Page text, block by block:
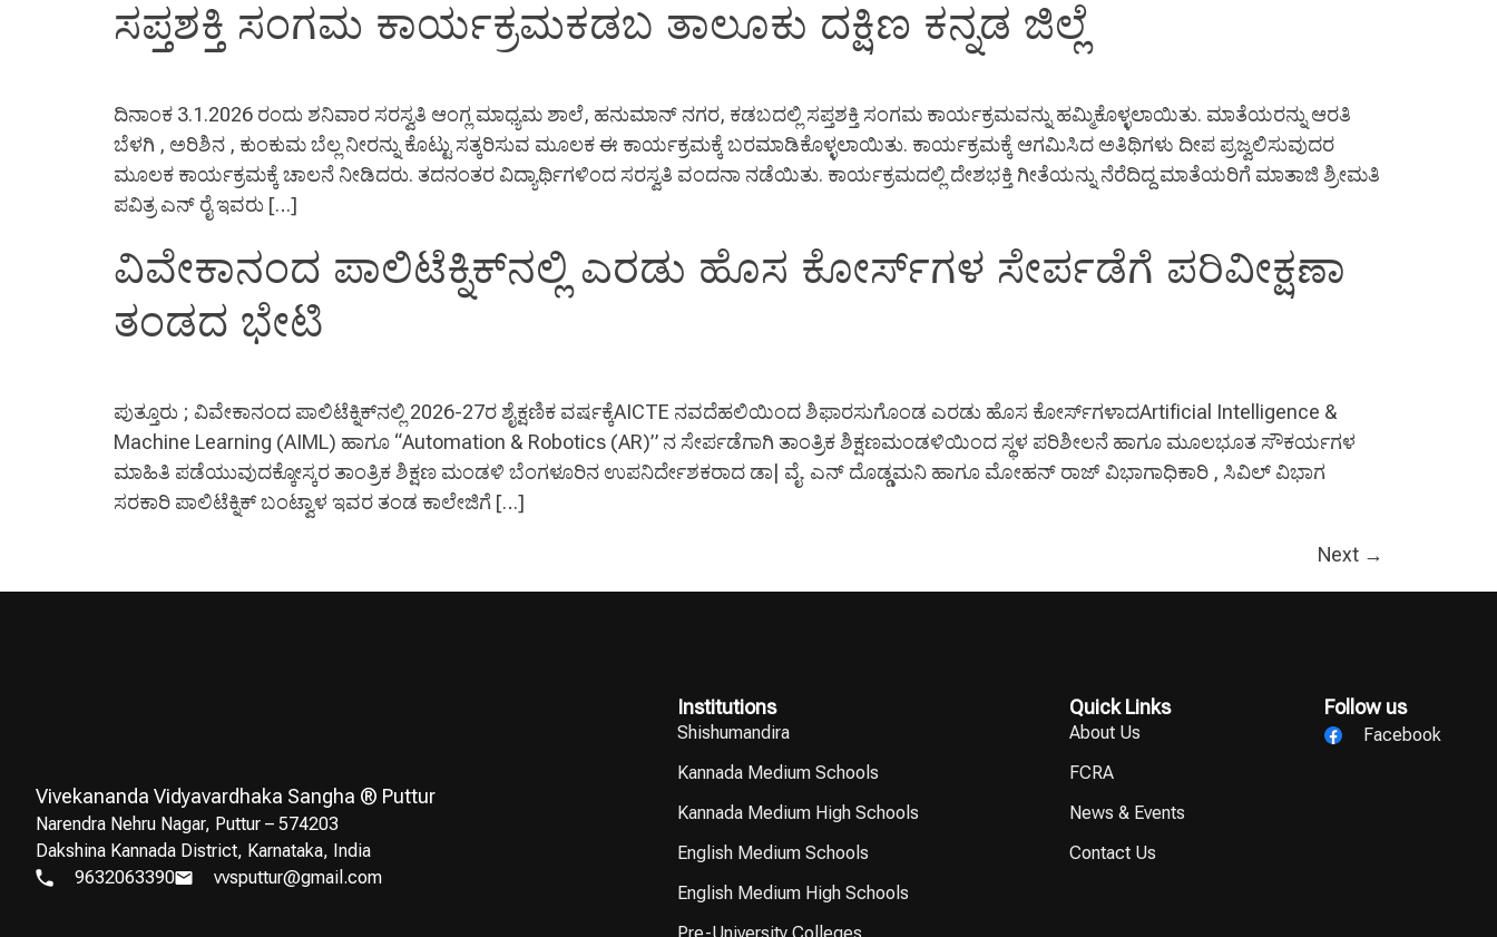
ಸಪ್ತಶಕ್ತಿ ಸಂಗಮ ಕಾರ್ಯಕ್ರಮಕಡಬ ತಾಲೂಕು ದಕ್ಷಿಣ ಕನ್ನಡ ಜಿಲ್ಲೆ
ದಿನಾಂಕ 3.1.2026 ರಂದು ಶನಿವಾರ ಸರಸ್ವತಿ ಆಂಗ್ಲ ಮಾಧ್ಯಮ ಶಾಲೆ, ಹನುಮಾನ್ ನಗರ, ಕಡಬದಲ್ಲಿ ಸಪ್ತಶಕ್ತಿ ಸಂಗಮ ಕಾರ್ಯಕ್ರಮವನ್ನು ಹಮ್ಮಿಕೊಳ್ಳಲಾಯಿತು. ಮಾತೆಯರನ್ನು ಆರತಿ
ಬೆಳಗಿ , ಅರಿಶಿನ , ಕುಂಕುಮ ಬೆಲ್ಲ ನೀರನ್ನು ಕೊಟ್ಟು ಸತ್ಕರಿಸುವ ಮೂಲಕ ಈ ಕಾರ್ಯಕ್ರಮಕ್ಕೆ ಬರಮಾಡಿಕೊಳ್ಳಲಾಯಿತು. ಕಾರ್ಯಕ್ರಮಕ್ಕೆ ಆಗಮಿಸಿದ ಅತಿಥಿಗಳು ದೀಪ ಪ್ರಜ್ವಲಿಸುವುದರ
ಮೂಲಕ ಕಾರ್ಯಕ್ರಮಕ್ಕೆ ಚಾಲನೆ ನೀಡಿದರು. ತದನಂತರ ವಿದ್ಯಾರ್ಥಿಗಳಿಂದ ಸರಸ್ವತಿ ವಂದನಾ ನಡೆಯಿತು. ಕಾರ್ಯಕ್ರಮದಲ್ಲಿ ದೇಶಭಕ್ತಿ ಗೀತೆಯನ್ನು ನೆರೆದಿದ್ದ ಮಾತೆಯರಿಗೆ ಮಾತಾಜಿ ಶ್ರೀಮತಿ
ಪವಿತ್ರ ಎನ್ ರೈ ಇವರು […]
ವಿವೇಕಾನಂದ ಪಾಲಿಟೆಕ್ನಿಕ್‍ನಲ್ಲಿ ಎರಡು ಹೊಸ ಕೋರ್ಸ್‍ಗಳ ಸೇರ್ಪಡೆಗೆ ಪರಿವೀಕ್ಷಣಾ
ತಂಡದ ಭೇಟಿ
ಪುತ್ತೂರು ; ವಿವೇಕಾನಂದ ಪಾಲಿಟೆಕ್ನಿಕ್‍ನಲ್ಲಿ 2026-27ರ ಶೈಕ್ಷಣಿಕ ವರ್ಷಕ್ಕೆAICTE ನವದೆಹಲಿಯಿಂದ ಶಿಫಾರಸುಗೊಂಡ ಎರಡು ಹೊಸ ಕೋರ್ಸ್‍ಗಳಾದArtificial Intelligence &
Machine Learning (AIML) ಹಾಗೂ “Automation & Robotics (AR)” ನ ಸೇರ್ಪಡೆಗಾಗಿ ತಾಂತ್ರಿಕ ಶಿಕ್ಷಣಮಂಡಳಿಯಿಂದ ಸ್ಥಳ ಪರಿಶೀಲನೆ ಹಾಗೂ ಮೂಲಭೂತ ಸೌಕರ್ಯಗಳ
ಮಾಹಿತಿ ಪಡೆಯುವುದಕ್ಕೋಸ್ಕರ ತಾಂತ್ರಿಕ ಶಿಕ್ಷಣ ಮಂಡಳಿ ಬೆಂಗಳೂರಿನ ಉಪನಿರ್ದೇಶಕರಾದ ಡಾ| ವೈ. ಎನ್ ದೊಡ್ಡಮನಿ ಹಾಗೂ ಮೋಹನ್ ರಾಜ್ ವಿಭಾಗಾಧಿಕಾರಿ , ಸಿವಿಲ್ ವಿಭಾಗ
ಸರಕಾರಿ ಪಾಲಿಟೆಕ್ನಿಕ್ ಬಂಟ್ವಾಳ ಇವರ ತಂಡ ಕಾಲೇಜಿಗೆ […]
Next →
Vivekananda Vidyavardhaka Sangha ® Puttur
Narendra Nehru Nagar, Puttur – 574203
Dakshina Kannada District, Karnataka, India
9632063390
vvsputtur@gmail.com
Institutions
Shishumandira
Kannada Medium Schools
Kannada Medium High Schools
English Medium Schools
English Medium High Schools
Quick Links
About Us
FCRA
News & Events
Contact Us
Follow us
Facebook